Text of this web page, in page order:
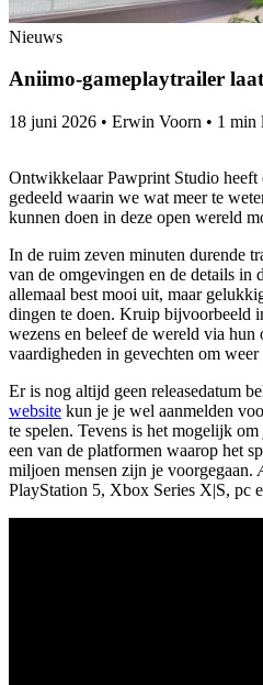
Nieuws
Aniimo-gameplaytrailer
18 juni 2026 • Erwin Voorn • 1 min
Ontwikkelaar Pawprint Studio heeft
gedeeld waarin we wat meer te
kunnen doen in deze open wereld
In de ruim zeven minuten durende
van de omgevingen en de details in
allemaal best mooi uit, maar
dingen te doen. Kruip bijvoorbeeld
wezens en beleef de wereld via hun
vaardigheden in gevechten om
Er is nog altijd geen releasedatum
website kun je je wel aanmelden
te spelen. Tevens is het mogelijk
een van de platformen waarop het
miljoen mensen zijn je voorgegaan.
PlayStation 5, Xbox Series X|S, pc